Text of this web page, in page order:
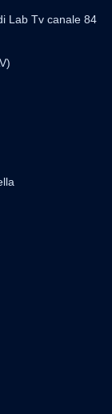
Lab Tv canale 84